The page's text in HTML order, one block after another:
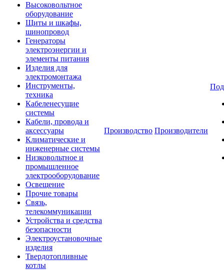
Высоковольтное
оборудование
Щиты и шкафы,
шинопровод
Генераторы
электроэнергии и
элементы питания
Изделия для
электромонтажа
Инструменты,
техника
Кабеленесущие
системы
Кабели, провода и
аксессуары
Климатические и
инженерные системы
Низковольтное и
промышленное
электрооборудование
Освещение
Прочие товары
Связь,
телекоммуникации
Устройства и средства
безопасности
Электроустановочные
изделия
Твердотопливные
котлы
Производство Производители